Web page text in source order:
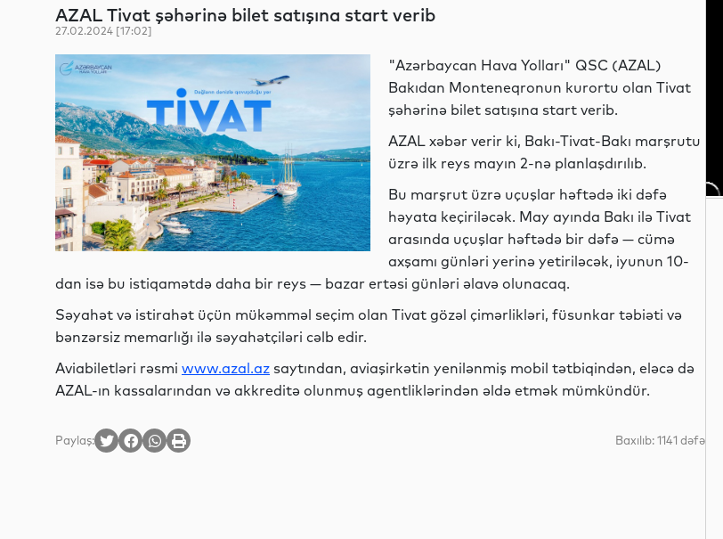
Gündəm
İqtisadiyyat
Analitika
Mədəniyyət
Müsahibə
MEDİA
Xarici siyasətTurizm
Hadisə
İdman
AZAL Tivat şəhərinə bilet satışına start verib
27.02.2024 [17:02]
"Azərbaycan Hava Yolları" QSC (AZAL)
Bakıdan Monteneqronun kurortu olan Tivat
şəhərinə bilet satışına start verib.
AZAL xəbər verir ki, Bakı-Tivat-Bakı marşrutu
üzrə ilk reys mayın 2-nə planlaşdırılıb.
Bu marşrut üzrə uçuşlar həftədə iki dəfə
həyata keçiriləcək. May ayında Bakı ilə Tivat
arasında uçuşlar həftədə bir dəfə — cümə
axşamı günləri yerinə yetiriləcək, iyunun 10-
dan isə bu istiqamətdə daha bir reys — bazar ertəsi günləri əlavə olunacaq.
Səyahət və istirahət üçün mükəmməl seçim olan Tivat gözəl çimərlikləri, füsunkar təbiəti və
bənzərsiz memarlığı ilə səyahətçiləri cəlb edir.
Aviabiletləri rəsmi www.azal.az saytından, aviaşirkətin yenilənmiş mobil tətbiqindən, eləcə də
AZAL-ın kassalarından və akkreditə olunmuş agentliklərindən əldə etmək mümkündür.
Paylaş: Baxılıb: 1141 dəfə